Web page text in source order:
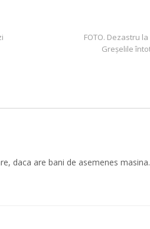
FOTO. Dezastru
Greșelile
daca are bani de asemenes masina.